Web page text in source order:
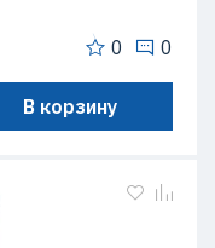
0 0
В корзину